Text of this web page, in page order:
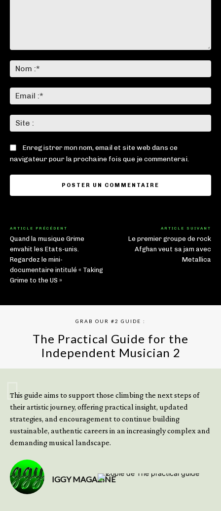
:*
:*
:
Enregistrer mon nom, email et site web dans ce
navigateur pour la prochaine fois que je commenterai.
ARTICLE PRÉCÉDENT
Quand la musique Grime
envahit les Etats-unis.
Regardez le mini-
documentaire intitulé « Taking
Grime to the US »
ARTICLE SUIVANT
Le premier groupe de rock
Afghan veut sa jam avec
Metallica
GRAB OUR #2 GUIDE :
The Practical Guide for the
Independent Musician 2
This guide aims to support those climbing the next steps of
their artistic journey, offering practical insight, updated
strategies, and encouragement to continue building
sustainable, authentic careers in an increasingly complex and
demanding musical landscape.
IGGY MAGAZINE